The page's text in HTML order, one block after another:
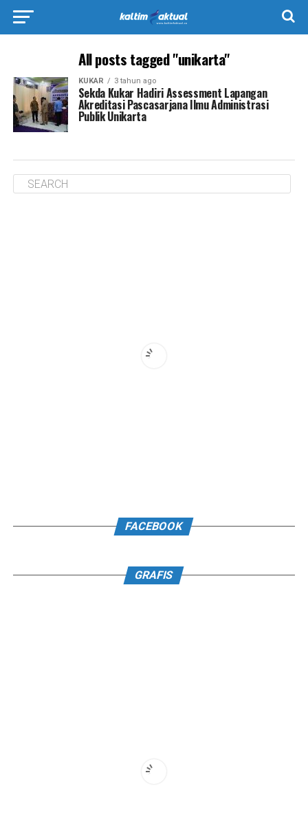
All posts tagged "unikarta"
KUKAR 3 tahun ago
Sekda Kukar Hadiri Assessment Lapangan
Akreditasi Pascasarjana Ilmu Administrasi
Publik Unikarta
FACEBOOK
GRAFIS